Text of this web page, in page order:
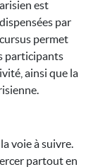
est
par
permet
participants
ainsi que la
voie à suivre.
partout en